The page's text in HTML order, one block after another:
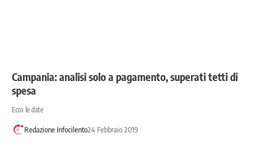
Campania: analisi solo a pagamento, superati tetti di
spesa
Ecco le date
Redazione Infocilento24 Febbraio 2019